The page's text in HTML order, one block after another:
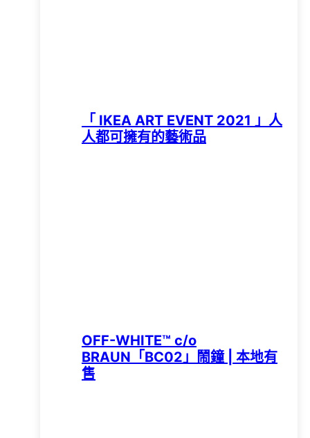
「 IKEA ART EVENT 2021 」人
人都可擁有的藝術品
OFF-WHITE™ c/o
BRAUN「BC02」鬧鐘 | 本地有
售